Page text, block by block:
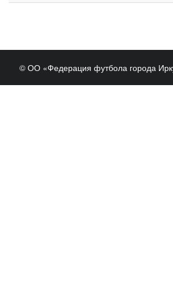
© ОО «Федерация футбола города